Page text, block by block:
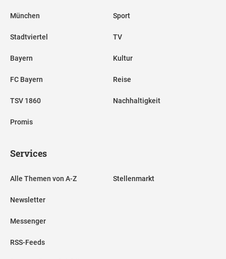
München
Stadtviertel
Bayern
FC Bayern
TSV 1860
Promis
Sport
TV
Kultur
Reise
Nachhaltigkeit
Services
Alle Themen von A-Z
Newsletter
Messenger
RSS-Feeds
Stellenmarkt